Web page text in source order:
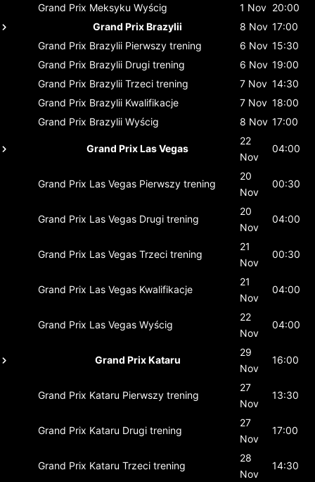
Grand Prix Meksyku Wyścig 1 Nov 20:00
Grand Prix Brazylii
8 Nov 17:00
Grand Prix Brazylii Pierwszy trening 6 Nov 15:30
Grand Prix Brazylii Drugi trening 6 Nov 19:00
Grand Prix Brazylii Trzeci trening 7 Nov 14:30
Grand Prix Brazylii Kwalifikacje 7 Nov 18:00
Grand Prix Brazylii Wyścig 8 Nov 17:00
Grand Prix Las Vegas
22
Nov
04:00
Grand Prix Las Vegas Pierwszy trening
20
Nov
00:30
Grand Prix Las Vegas Drugi trening
20
Nov
04:00
Grand Prix Las Vegas Trzeci trening
21
Nov
00:30
Grand Prix Las Vegas Kwalifikacje
21
Nov
04:00
Grand Prix Las Vegas Wyścig
22
Nov
04:00
Grand Prix Kataru
29
Nov
16:00
Grand Prix Kataru Pierwszy trening
27
Nov
13:30
Grand Prix Kataru Drugi trening
27
Nov
17:00
Grand Prix Kataru Trzeci trening
28
Nov
14:30